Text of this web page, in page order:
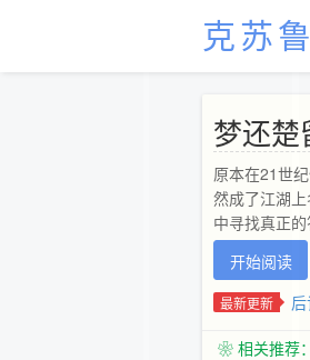
克苏
梦还楚
原本在21世
然成了江湖
中寻找真正的
开始阅读
最新更新
❀ 相关推荐：